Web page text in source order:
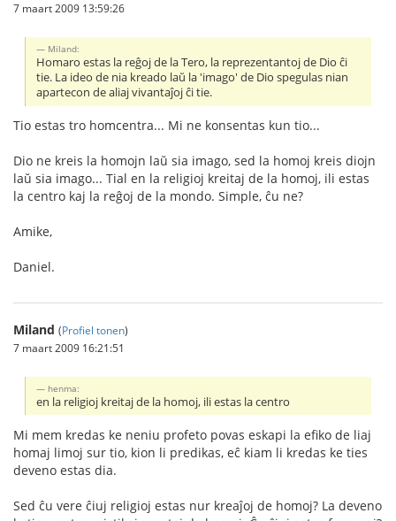
7 maart 2009 13:59:26
Miland:
Homaro estas la reĝoj de la Tero, la reprezentantoj de Dio ĉi
tie. La ideo de nia kreado laŭ la 'imago' de Dio spegulas nian
apartecon de aliaj vivantaĵoj ĉi tie.
Tio estas tro homcentra... Mi ne konsentas kun tio...
Dio ne kreis la homojn laŭ sia imago, sed la homoj kreis diojn
laŭ sia imago... Tial en la religioj kreitaj de la homoj, ili estas
la centro kaj la reĝoj de la mondo. Simple, ĉu ne?
Amike,
Daniel.
Miland (Profiel tonen)
7 maart 2009 16:21:51
henma:
en la religioj kreitaj de la homoj, ili estas la centro
Mi mem kredas ke neniu profeto povas eskapi la efiko de liaj
homaj limoj sur tio, kion li predikas, eĉ kiam li kredas ke ties
deveno estas dia.
Sed ĉu vere ĉiuj religioj estas nur kreaĵoj de homoj? La deveno